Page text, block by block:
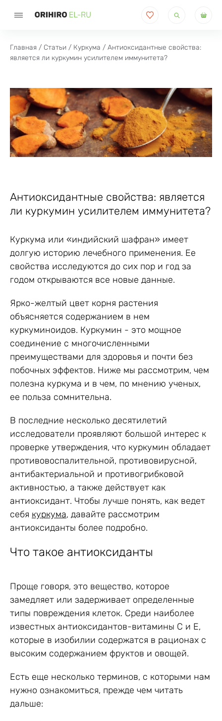
товаров
Главная / Статьи / Куркума / Антиоксидантные свойства:
является ли куркумин усилителем иммунитета?
Антиоксидантные свойства: является
ли куркумин усилителем иммунитета?
Куркума или «индийский шафран» имеет
долгую историю лечебного применения. Ее
свойства исследуются до сих пор и год за
годом открываются все новые данные.
Ярко-желтый цвет корня растения
объясняется содержанием в нем
куркуминоидов. Куркумин - это мощное
соединение с многочисленными
преимуществами для здоровья и почти без
побочных эффектов. Ниже мы рассмотрим, чем
полезна куркума и в чем, по мнению ученых,
ее польза сомнительна.
В последние несколько десятилетий
исследователи проявляют большой интерес к
проверке утверждения, что куркумин обладает
противовоспалительной, противовирусной,
антибактериальной и противогрибковой
активностью, а также действует как
антиоксидант. Чтобы лучше понять, как ведет
себя куркума, давайте рассмотрим
антиоксиданты более подробно.
Что такое антиоксиданты
Проще говоря, это вещество, которое
замедляет или задерживает определенные
типы повреждения клеток. Среди наиболее
известных антиоксидантов-витамины С и Е,
которые в изобилии содержатся в рационах с
высоким содержанием фруктов и овощей.
Есть еще несколько терминов, с которыми нам
нужно ознакомиться, прежде чем читать
дальше: